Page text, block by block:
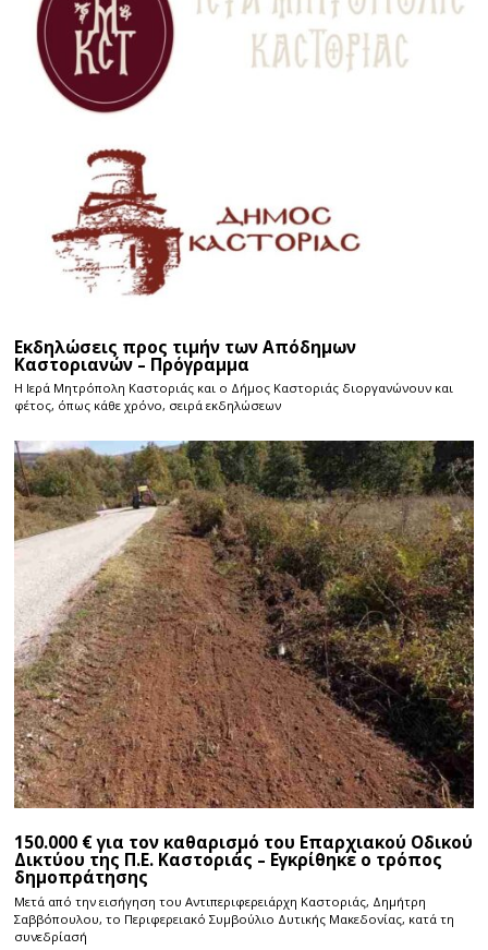
Εκδηλώσεις προς τιμήν των Απόδημων
Καστοριανών – Πρόγραμμα
Η Ιερά Μητρόπολη Καστοριάς και ο Δήμος Καστοριάς διοργανώνουν και
φέτος, όπως κάθε χρόνο, σειρά εκδηλώσεων
150.000 € για τον καθαρισμό του Επαρχιακού Οδικού
Δικτύου της Π.Ε. Καστοριάς – Εγκρίθηκε ο τρόπος
δημοπράτησης
Μετά από την εισήγηση του Αντιπεριφερειάρχη Καστοριάς, Δημήτρη
Σαββόπουλου, το Περιφερειακό Συμβούλιο Δυτικής Μακεδονίας, κατά τη
συνεδρίασή